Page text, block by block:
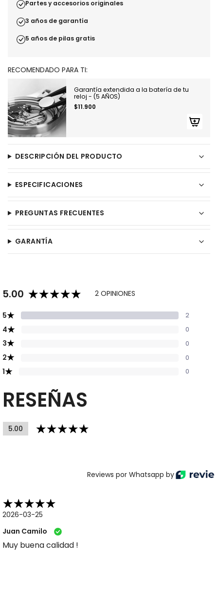
Partes y accesorios originales
3 años de garantía
5 años de pilas gratis
RECOMENDADO PARA TI:
Garantía extendida a la batería de tu
reloj - (5 AÑOS)
$11.900
DESCRIPCIÓN DEL PRODUCTO
ESPECIFICACIONES
PREGUNTAS FRECUENTES
GARANTÍA
5.00 2 OPINIONES
5★ 2
4★ 0
3★ 0
2★ 0
1★ 0
RESEÑAS
5.00
Reviews por Whatsapp by
2026-03-25
Juan Camilo
Muy buena calidad !